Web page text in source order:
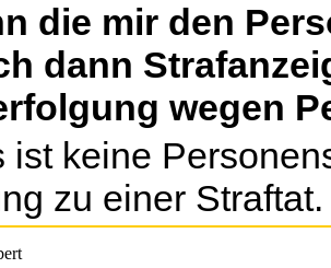
die mir den
dann
wegen
ist keine
zu einer Straftat.